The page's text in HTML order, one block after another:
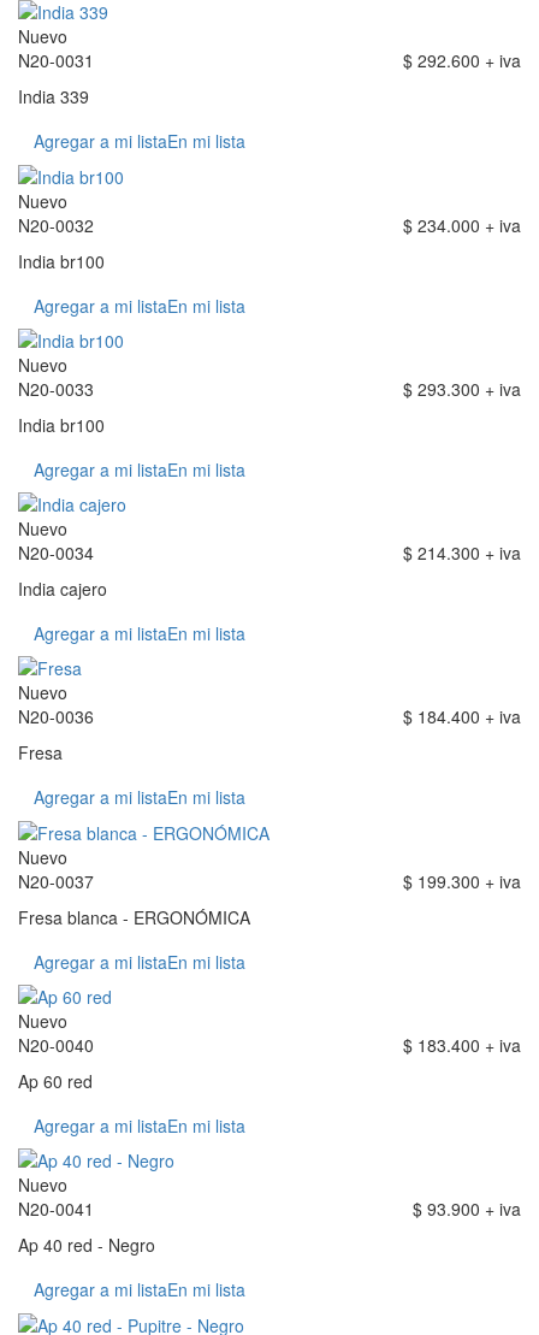
Nuevo
N20-0031
$ 292.600 + iva
India 339
Agregar a mi listaEn mi lista
Nuevo
N20-0032
$ 234.000 + iva
India br100
Agregar a mi listaEn mi lista
Nuevo
N20-0033
$ 293.300 + iva
India br100
Agregar a mi listaEn mi lista
Nuevo
N20-0034
$ 214.300 + iva
India cajero
Agregar a mi listaEn mi lista
Nuevo
N20-0036
$ 184.400 + iva
Fresa
Agregar a mi listaEn mi lista
Nuevo
N20-0037
$ 199.300 + iva
Fresa blanca - ERGONÓMICA
Agregar a mi listaEn mi lista
Nuevo
N20-0040
$ 183.400 + iva
Ap 60 red
Agregar a mi listaEn mi lista
Nuevo
N20-0041
$ 93.900 + iva
Ap 40 red - Negro
Agregar a mi listaEn mi lista